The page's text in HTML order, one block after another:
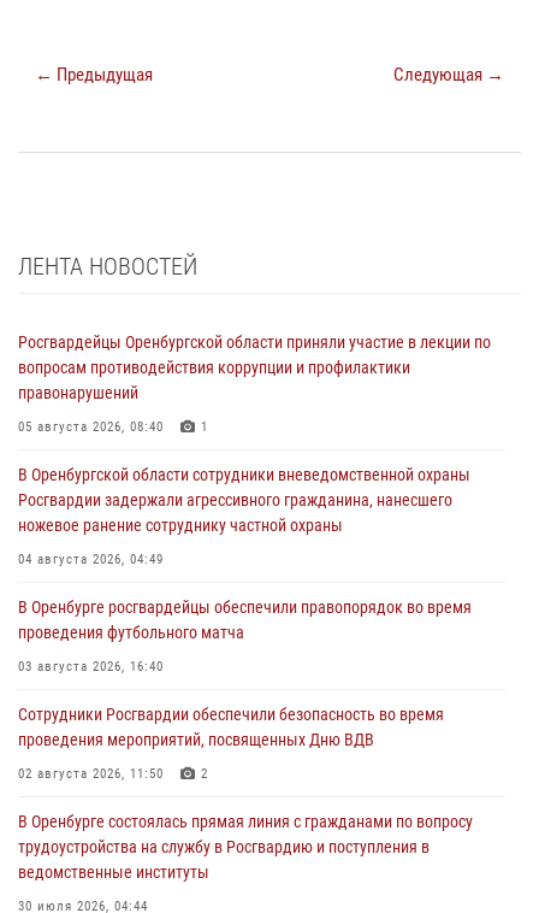
← Предыдущая Следующая →
ЛЕНТА НОВОСТЕЙ
Росгвардейцы Оренбургской области приняли участие в лекции по
вопросам противодействия коррупции и профилактики
правонарушений
05 августа 2026, 08:40 1
В Оренбургской области сотрудники вневедомственной охраны
Росгвардии задержали агрессивного гражданина, нанесшего
ножевое ранение сотруднику частной охраны
04 августа 2026, 04:49
В Оренбурге росгвардейцы обеспечили правопорядок во время
проведения футбольного матча
03 августа 2026, 16:40
Сотрудники Росгвардии обеспечили безопасность во время
проведения мероприятий, посвященных Дню ВДВ
02 августа 2026, 11:50 2
В Оренбурге состоялась прямая линия с гражданами по вопросу
трудоустройства на службу в Росгвардию и поступления в
ведомственные институты
30 июля 2026, 04:44